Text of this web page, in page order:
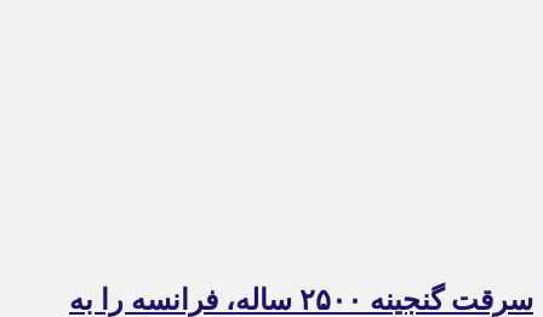
سرقت گنجینه ۲۵۰۰ ساله، فرانسه را به